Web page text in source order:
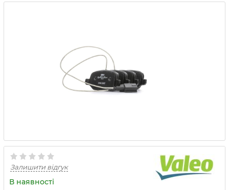
Залишити відгук
В наявності